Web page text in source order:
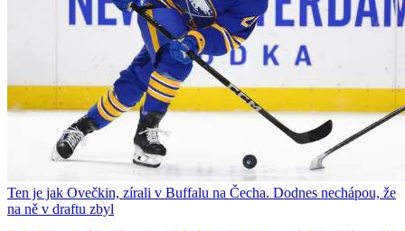
Ten je jak Ovečkin, zírali v Buffalu na Čecha. Dodnes nechápou, že
na ně v draftu zbyl